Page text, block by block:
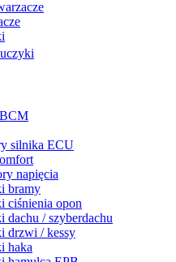
silnika ECU
napięcia
bramy
ciśnienia opon
dachu / szyberdachu
drzwi / kessy
haka